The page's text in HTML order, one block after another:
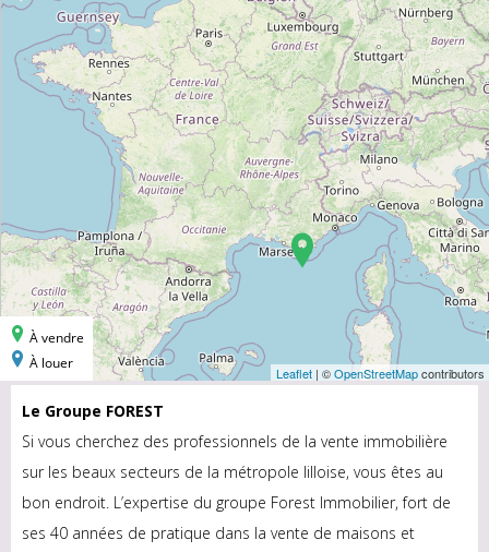
Le Groupe FOREST
Si vous cherchez des professionnels de la vente immobilière
sur les beaux secteurs de la métropole lilloise, vous êtes au
bon endroit. L’expertise du groupe Forest Immobilier, fort de
ses 40 années de pratique dans la vente de maisons et